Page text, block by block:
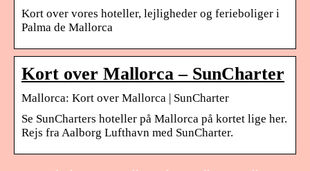
Kort over vores hoteller, lejligheder og ferieboliger i
Palma de Mallorca
Kort over Mallorca – SunCharter
Mallorca: Kort over Mallorca | SunCharter
Se SunCharters hoteller på Mallorca på kortet lige her.
Rejs fra Aalborg Lufthavn med SunCharter.